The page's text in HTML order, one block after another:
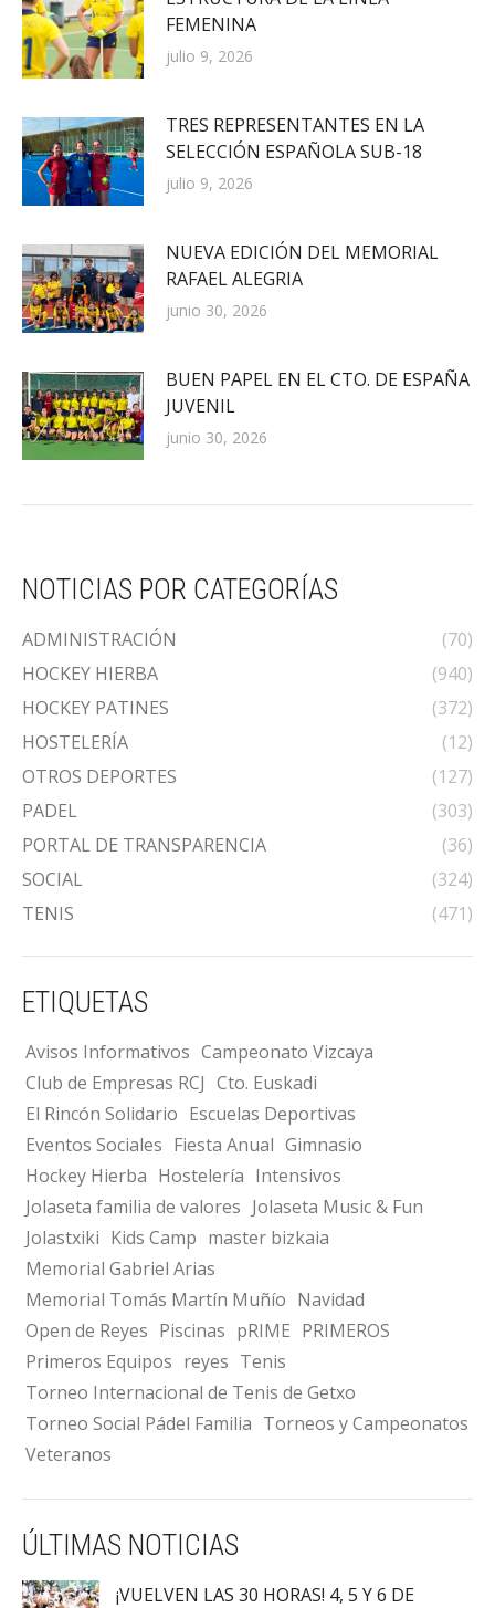
FEMENINA
julio 9, 2026
TRES REPRESENTANTES EN LA
SELECCIÓN ESPAÑOLA SUB-18
julio 9, 2026
NUEVA EDICIÓN DEL MEMORIAL
RAFAEL ALEGRIA
junio 30, 2026
BUEN PAPEL EN EL CTO. DE ESPAÑA
JUVENIL
junio 30, 2026
NOTICIAS POR CATEGORÍAS
ADMINISTRACIÓN
(70)
HOCKEY HIERBA
(940)
HOCKEY PATINES
(372)
HOSTELERÍA
(12)
OTROS DEPORTES
(127)
PADEL
(303)
PORTAL DE TRANSPARENCIA
(36)
SOCIAL
(324)
TENIS
(471)
ETIQUETAS
Avisos Informativos Campeonato Vizcaya
Club de Empresas RCJ Cto. Euskadi
El Rincón Solidario Escuelas Deportivas
Eventos Sociales Fiesta Anual Gimnasio
Hockey Hierba Hostelería Intensivos
Jolaseta familia de valores Jolaseta Music & Fun
Jolastxiki Kids Camp master bizkaia
Memorial Gabriel Arias
Memorial Tomás Martín Muñío Navidad
Open de Reyes Piscinas pRIME PRIMEROS
Primeros Equipos reyes Tenis
Torneo Internacional de Tenis de Getxo
Torneo Social Pádel Familia Torneos y Campeonatos
Veteranos
ÚLTIMAS NOTICIAS
¡VUELVEN LAS 30 HORAS! 4, 5 Y 6 DE